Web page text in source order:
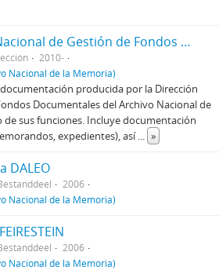
Sección Dirección Nacional de Gestión de Fondos Documentales del ANM
2010-
Nacional de la Memoria)
producida por la Dirección
Documentales del Archivo Nacional de
de sus funciones. Incluye documentación
expedientes), así... »
DALEO
2006
Nacional de la Memoria)
2006
Nacional de la Memoria)